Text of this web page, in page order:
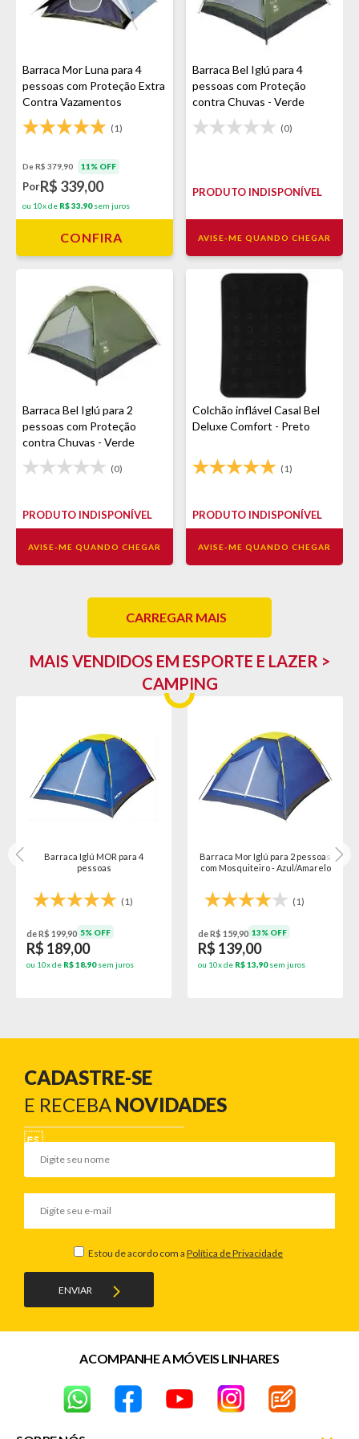
Barraca Mor Luna para 4
pessoas com Proteção Extra
Contra Vazamentos
(1)
De R$ 379,90 11% OFF
PorR$ 339,00
ou 10x de R$ 33,90sem juros
CONFIRA
Barraca Bel Iglú para 4
pessoas com Proteção
contra Chuvas - Verde
(0)
PRODUTO INDISPONÍVEL
AVISE-ME QUANDO CHEGAR
Barraca Bel Iglú para 2
pessoas com Proteção
contra Chuvas - Verde
(0)
PRODUTO INDISPONÍVEL
AVISE-ME QUANDO CHEGAR
Colchão inflável Casal Bel
Deluxe Comfort - Preto
(1)
PRODUTO INDISPONÍVEL
AVISE-ME QUANDO CHEGAR
CARREGAR MAIS
MAIS VENDIDOS EM ESPORTE E LAZER >
CAMPING
Barraca Iglú MOR para 4
pessoas
(1)
de R$ 199,90 5% OFF
R$ 189,00
ou 10x de R$ 18,90sem juros
Barraca Mor Iglú para 2 pessoas
com Mosquiteiro - Azul/Amarelo
(1)
de R$ 159,90 13% OFF
R$ 139,00
ou 10x de R$ 13,90sem juros
CADASTRE-SE
E RECEBA NOVIDADES
ENVIAR
Estou de acordo com a Política de Privacidade
ACOMPANHE A MÓVEIS LINHARES